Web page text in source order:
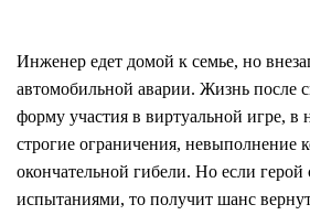
Инженер едет домой к семье, но
автомобильной аварии. Жизнь после
форму участия в виртуальной игре, в
строгие ограничения, невыполнение
окончательной гибели. Но если герой
испытаниями, то получит шанс